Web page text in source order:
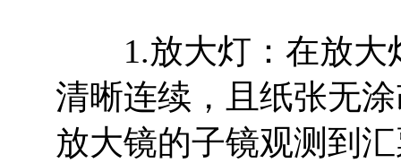
1.放大灯：在放大
清晰连续，且纸张无
放大镜的子镜观测到